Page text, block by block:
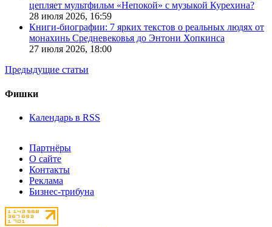
цепляет мультфильм «Непокой» с музыкой Курехина?
28 июля 2026, 16:59
Книги-биографии: 7 ярких текстов о реальных людях от
монахинь Средневековья до Энтони Хопкинса
27 июля 2026, 18:00
Предыдущие статьи
Фишки
Календарь в RSS
Партнёры
О сайте
Контакты
Реклама
Бизнес-трибуна